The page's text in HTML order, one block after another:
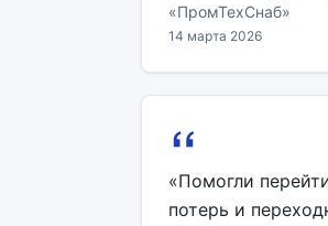
«ПромТехСнаб»
14 марта 2026
«Помогли
потерь и